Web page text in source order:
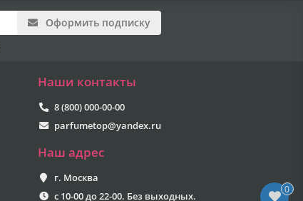
Оформить подписку
Наши контакты
8 (800) 000-00-00
parfumetop@yandex.ru
Наш адрес
г. Москва
с 10-00 до 22-00. Без выходных.
0